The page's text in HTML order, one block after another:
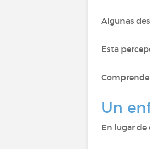
Algunas
Esta
Un
En lugar